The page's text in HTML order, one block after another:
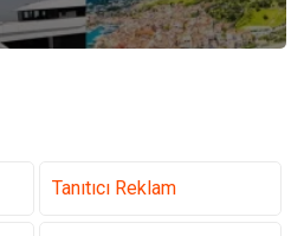
Tanıtıcı Reklam